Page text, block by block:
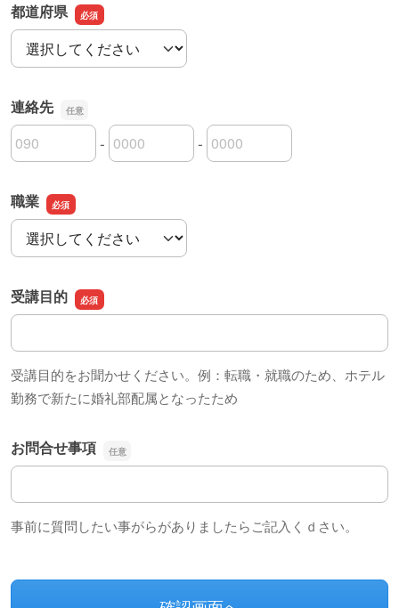
都道府県
都道府県
連絡先
連絡先の市外局番
-
連絡先の市内局番 -
連絡先の加入者番号
職業
職業
受講目的
受講目的
受講目的をお聞かせください。例：転職・就職のため、ホテル
勤務で新たに婚礼部配属となったため
お問合せ事項
お問合せ事項
事前に質問したい事がらがありましたらご記入くｄさい。